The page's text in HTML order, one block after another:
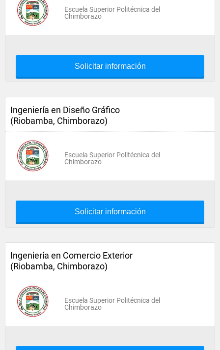
Escuela Superior Politécnica del
Chimborazo
Solicitar información
Ingeniería en Diseño Gráfico
(Riobamba, Chimborazo)
Escuela Superior Politécnica del
Chimborazo
Solicitar información
Ingeniería en Comercio Exterior
(Riobamba, Chimborazo)
Escuela Superior Politécnica del
Chimborazo